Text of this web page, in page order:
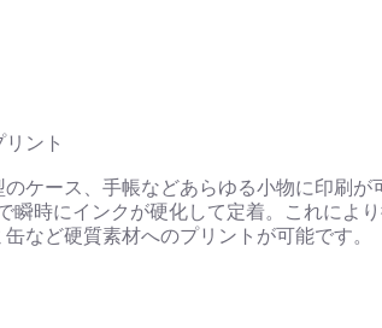
ント
ケース、手帳などあらゆる小物に印刷が
瞬時にインクが硬化して定着。これによ
など硬質素材へのプリントが可能です。